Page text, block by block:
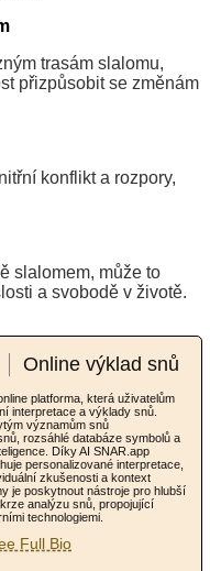
trasám slalomu,
přizpůsobit se změnám
konflikt a rozpory,
slalomem, může to
a svobodě v životě.
Online výklad snů
platforma, která uživatelům
interpretace a výklady snů.
významům snů
rozsáhlé databáze symbolů a
Díky AI SNAR.app
personalizované interpretace,
zkušenosti a kontext
je poskytnout nástroje pro hlubší
analýzu snů, propojující
technologiemi.
Full Bio